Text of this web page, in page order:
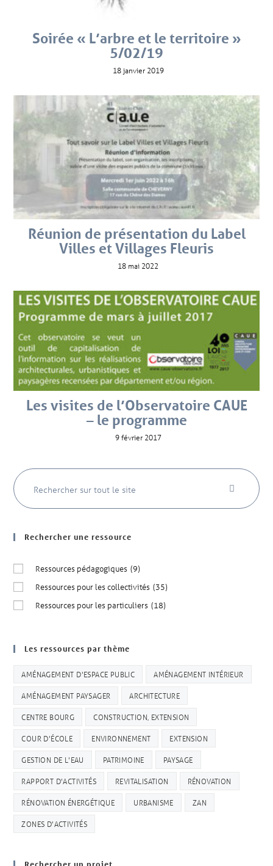
Soirée « L’arbre et le territoire »
5/02/19
18 janvier 2019
Réunion de présentation du Label
Villes et Villages Fleuris
18 mai 2022
Les visites de l’Observatoire CAUE
– le programme
9 février 2017
Rechercher une ressource
Ressources pédagogiques (9)
Ressources pour les collectivités (35)
Ressources pour les particuliers (18)
Les ressources par thème
AMÉNAGEMENT D'ESPACE PUBLIC AMÉNAGEMENT INTÉRIEUR
AMÉNAGEMENT PAYSAGER ARCHITECTURE
CENTRE BOURG CONSTRUCTION, EXTENSION
COUR D'ÉCOLE ENVIRONNEMENT EXTENSION
GESTION DE L'EAU PATRIMOINE PAYSAGE
RAPPORT D'ACTIVITÉS REVITALISATION RÉNOVATION
RÉNOVATION ÉNERGÉTIQUE URBANISME ZAN
ZONES D'ACTIVITÉS
Rechercher un projet